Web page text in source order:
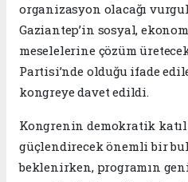
organizasyon olacağı
Gaziantep’in sosyal,
meselelerine çözüm
Partisi’nde olduğu ifade
kongreye davet edildi.
Kongrenin demokratik
güçlendirecek önemli bir
beklenirken, programın